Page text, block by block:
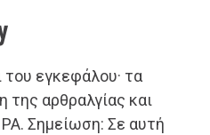
του εγκεφάλου· τα
της αρθραλγίας και
Σημείωση: Σε αυτή